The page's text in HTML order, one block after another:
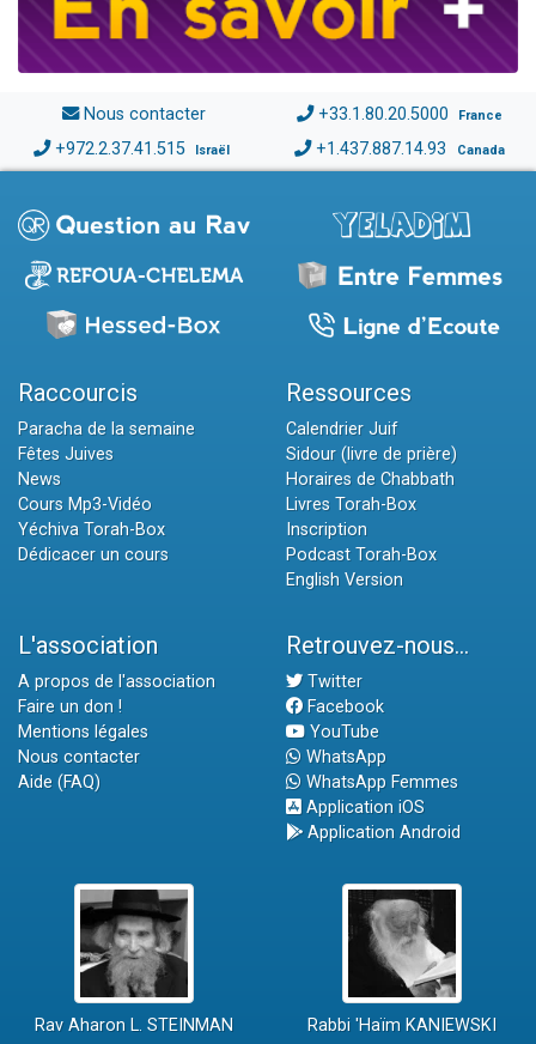
Nous contacter +33.1.80.20.5000 France
+972.2.37.41.515 Israël +1.437.887.14.93 Canada
Raccourcis
Paracha de la semaine
Fêtes Juives
News
Cours Mp3-Vidéo
Yéchiva Torah-Box
Dédicacer un cours
Ressources
Calendrier Juif
Sidour (livre de prière)
Horaires de Chabbath
Livres Torah-Box
Inscription
Podcast Torah-Box
English Version
L'association
A propos de l'association
Faire un don !
Mentions légales
Nous contacter
Aide (FAQ)
Retrouvez-nous...
Twitter
Facebook
YouTube
WhatsApp
WhatsApp Femmes
Application iOS
Application Android
Rav Aharon L. STEINMAN Rabbi 'Haïm KANIEWSKI